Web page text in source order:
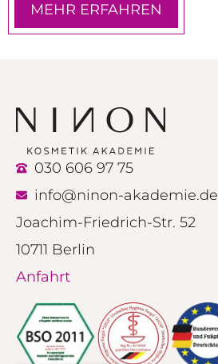
MEHR ERFAHREN
030 606 97 75
info@ninon-akademie.de
Joachim-Friedrich-Str. 52
10711 Berlin
Anfahrt